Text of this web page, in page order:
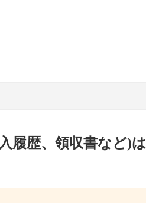
履歴、領収書など)は